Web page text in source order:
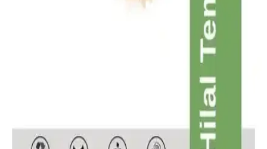
Life Butter Kalça Göğüs Basen Sıkılaştırıcı Jel:
Nemlendirme ve Bölgesel Sıkılaşma İçin Jel Formülü
190 ml kapasiteli Life Butter Kalça Göğüs Basen Sıkılaştırıcı Jel,
Türkiye'de üretilen ve 9 yağlı karışımla nemlendirme ile
sıkılaştırmayı hedefleyen jel formudur. Cilt dokusunu canlandırır,
çatlak ve selülit görünümünü azaltmaya yardımcı olur; masajla
Ht Healing Touch Doğal At Kılı Fırçası: Cilt Sağlığı
ve Güzellik İçin Doğal Bir Seçenek